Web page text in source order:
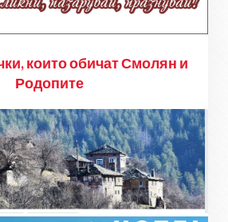
които обичат Смолян и
Родопите